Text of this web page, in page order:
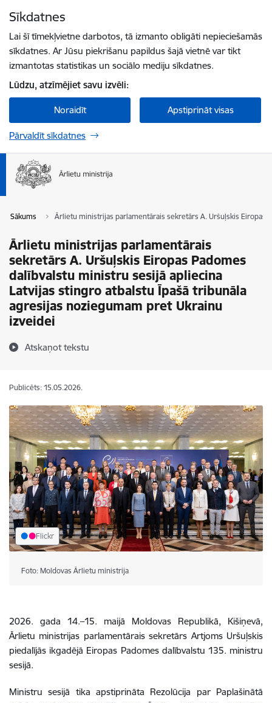
Sīkdatnes
Lai šī tīmekļvietne darbotos, tā izmanto obligāti nepieciešamās
sīkdatnes. Ar Jūsu piekrišanu papildus šajā vietnē var tikt
izmantotas statistikas un sociālo mediju sīkdatnes.
Lūdzu, atzīmējiet savu izvēli:
Noraidīt Apstiprināt visas
Pārvaldīt sīkdatnes
Sākums Ārlietu ministrijas parlamentārais sekretārs A. Uršuļskis Eiropas
Ārlietu ministrijas parlamentārais
sekretārs A. Uršuļskis Eiropas Padomes
dalībvalstu ministru sesijā apliecina
Latvijas stingro atbalstu Īpašā tribunāla
agresijas noziegumam pret Ukrainu
izveidei
Atskaņot tekstu
Publicēts: 15.05.2026.
Flickr
Foto: Moldovas Ārlietu ministrija
2026. gada 14.–15. maijā Moldovas Republikā, Kišiņevā,
Ārlietu ministrijas parlamentārais sekretārs Artjoms Uršuļskis
piedalījās ikgadējā Eiropas Padomes dalībvalstu 135. ministru
sesijā.
Ministru sesijā tika apstiprināta Rezolūcija par Paplašinātā